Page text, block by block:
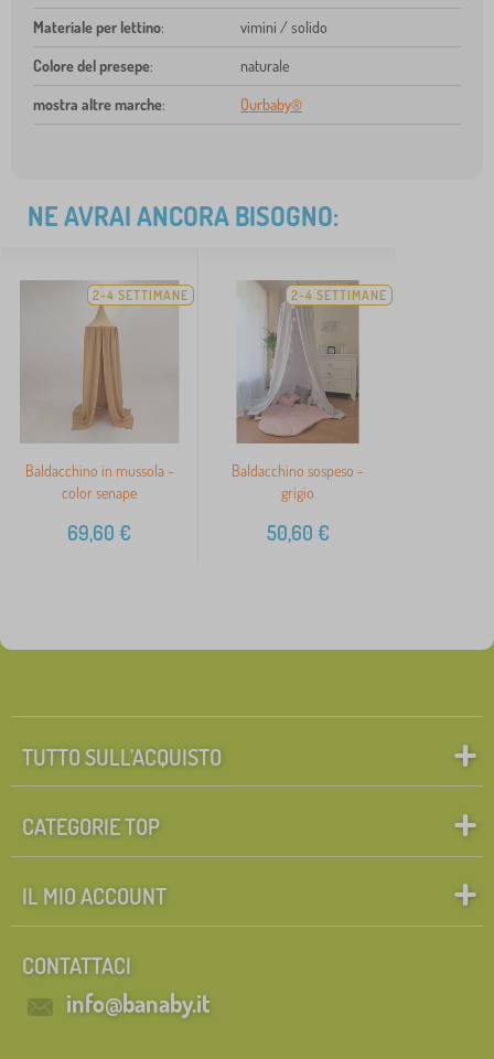
Materiale per lettino: vimini / solido
Colore del presepe: naturale
mostra altre marche: Ourbaby®
NE AVRAI ANCORA BISOGNO:
2-4 SETTIMANE
Baldacchino in mussola -
color senape
69,60 €
2-4 SETTIMANE
Baldacchino sospeso -
grigio
50,60 €
TUTTO SULL’ACQUISTO
CATEGORIE TOP
IL MIO ACCOUNT
CONTATTACI
info@banaby.it